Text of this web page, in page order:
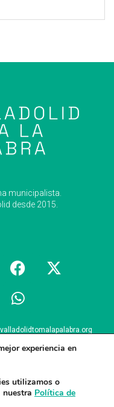
municipalista.
desde 2015.
426 124
experiencia en
utilizamos o
nuestra Política de